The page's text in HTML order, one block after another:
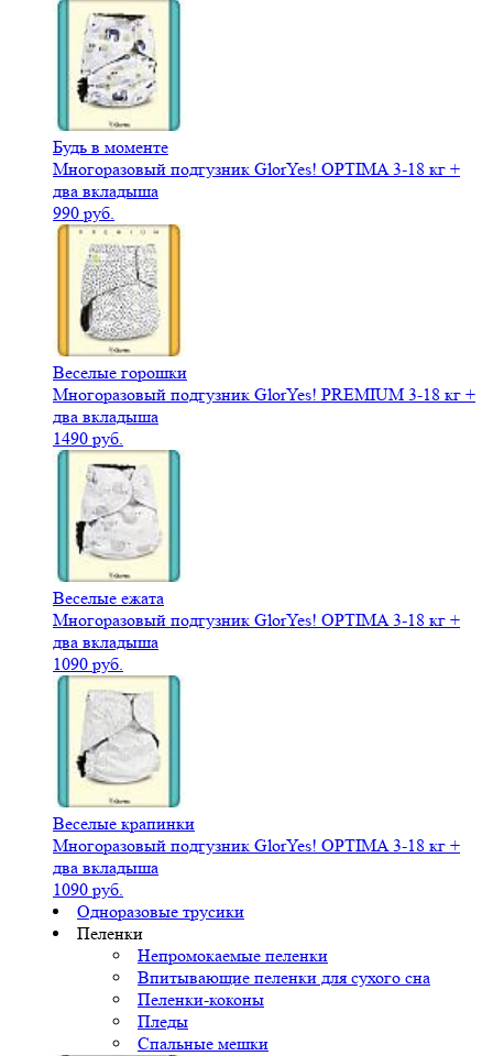
Будь в моменте
Многоразовый подгузник GlorYes! OPTIMA 3-18 кг +
два вкладыша
990 руб.
Веселые горошки
Многоразовый подгузник GlorYes! PREMIUM 3-18 кг +
два вкладыша
1490 руб.
Веселые ежата
Многоразовый подгузник GlorYes! OPTIMA 3-18 кг +
два вкладыша
1090 руб.
Веселые крапинки
Многоразовый подгузник GlorYes! OPTIMA 3-18 кг +
два вкладыша
1090 руб.
Одноразовые трусики
Пеленки
Непромокаемые пеленки
Впитывающие пеленки для сухого сна
Пеленки-коконы
Пледы
Спальные мешки